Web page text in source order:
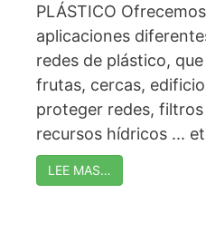
PLÁSTICO
aplicaciones
redes de plástico,
frutas, cercas,
proteger redes,
recursos hídricos ...
LEE MAS…